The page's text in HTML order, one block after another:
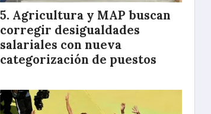
Agricultura y MAP buscan
corregir desigualdades
salariales con nueva
categorización de puestos